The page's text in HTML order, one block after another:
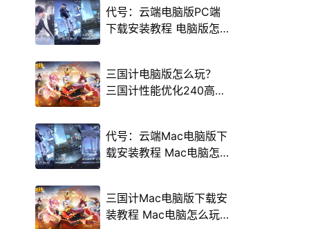
代号：云端电脑版PC端
下载安装教程 电脑版怎
三国计电脑版怎么玩？
三国计性能优化240高帧
代号：云端Mac电脑版下
载安装教程 Mac电脑怎
三国计Mac电脑版下载安
装教程 Mac电脑怎么玩